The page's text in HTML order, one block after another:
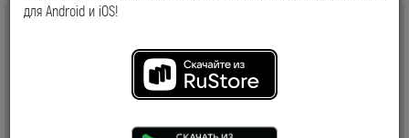
для Android и iOS!